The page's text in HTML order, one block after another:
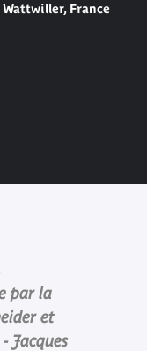
France
par la
et
Jacques